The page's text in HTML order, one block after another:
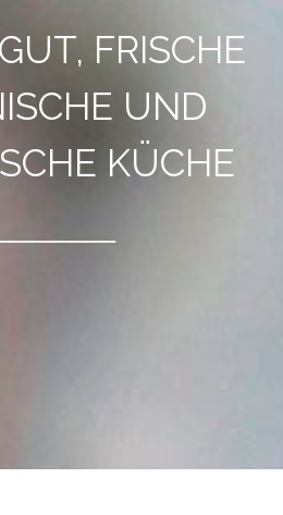
FRISCHE
UND
KÜCHE